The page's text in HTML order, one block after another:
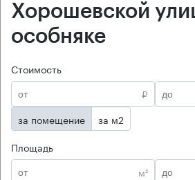
Хорошевской
особняке
Стоимость
₽
за помещение
за м2
Площадь
м²